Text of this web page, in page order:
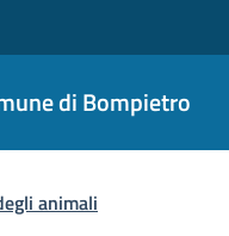
di Bompietro
pane
animali